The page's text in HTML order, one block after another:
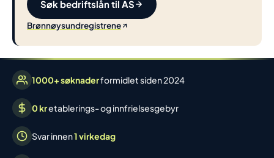
Søk bedriftslån til AS
Brønnøysundregistrene
1000+ søknaderformidlet siden 2024
0 kretablerings- og innfrielsesgebyr
Svar innen1 virkedag